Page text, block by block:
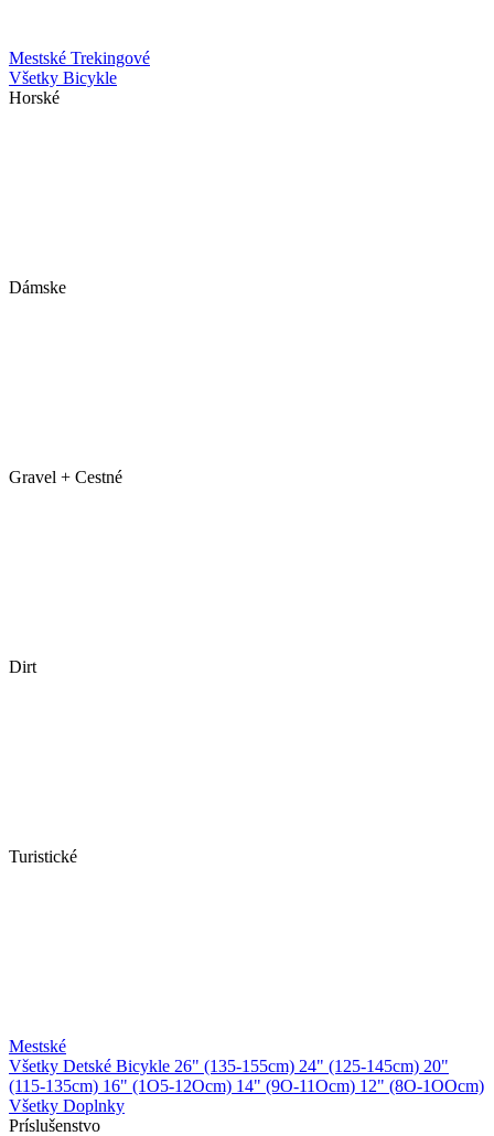
Mestské Trekingové
Všetky Bicykle
Horské
Dámske
Gravel + Cestné
Dirt
Turistické
Mestské
Všetky Detské Bicykle 26" (135-155cm) 24" (125-145cm) 20"
(115-135cm) 16" (1O5-12Ocm) 14" (9O-11Ocm) 12" (8O-1OOcm)
Všetky Doplnky
Príslušenstvo